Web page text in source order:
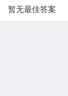
暂无最佳答案